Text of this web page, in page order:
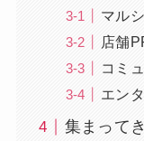
マル
店舗
コミ
エン
集まって